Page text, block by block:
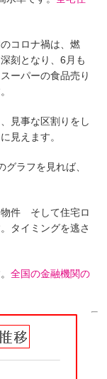
コロナ禍は、燃
刻となり、6月も
ーパーの食品売り
見事な区割りをし
見えます。
ラフを見れば、
物件 そして住宅ロ
タイミングを逃さ
全国の金融機関の